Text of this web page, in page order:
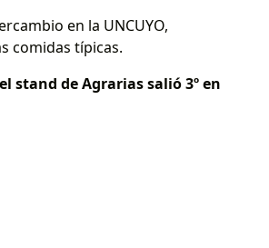
en la UNCUYO,
comidas típicas.
stand de Agrarias salió 3º en